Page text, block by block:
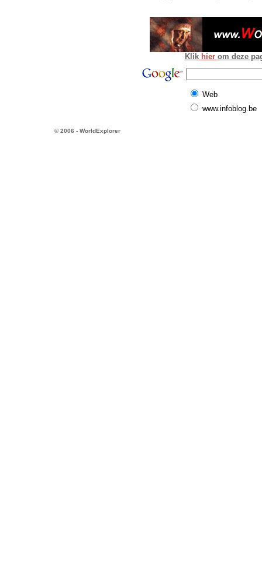
Klik hier om deze
Web
www.infoblog.be
© 2006 - WorldExplorer